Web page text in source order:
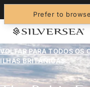
Prefer to
VOLTAR PARA TODOS OS
ILHAS BRITÂNICAS